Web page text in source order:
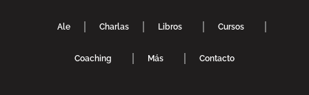
Ale Charlas Libros Cursos
Coaching Más Contacto